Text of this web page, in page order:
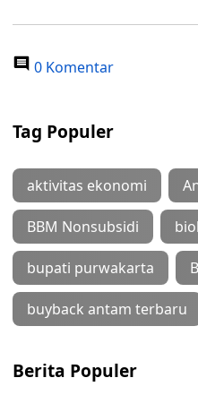
0 Komentar
Tag Populer
aktivitas ekonomi
BBM Nonsubsidi
bupati purwakarta
buyback antam terbaru
Berita Populer